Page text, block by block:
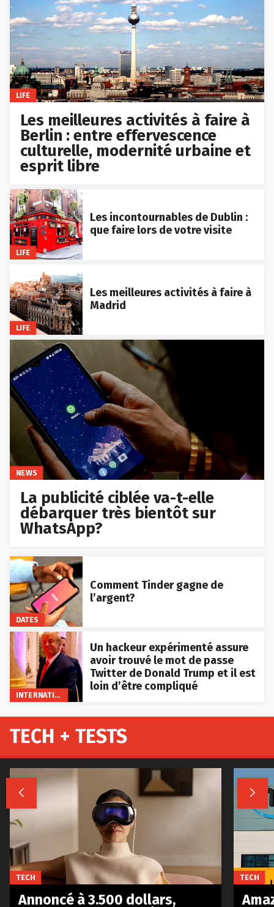
LIFE
Les meilleures activités à faire à
Berlin : entre effervescence
culturelle, modernité urbaine et
esprit libre
LIFE
Les incontournables de Dublin :
que faire lors de votre visite
LIFE
Les meilleures activités à faire à
Madrid
NEWS
La publicité ciblée va-t-elle
débarquer très bientôt sur
WhatsApp?
DATES
Comment Tinder gagne de
l’argent?
INTERNATIONAL
Un hackeur expérimenté assure
avoir trouvé le mot de passe
Twitter de Donald Trump et il est
loin d’être compliqué
TECH + TESTS
 
TECH
Annoncé à 3.500 dollars,
TECH